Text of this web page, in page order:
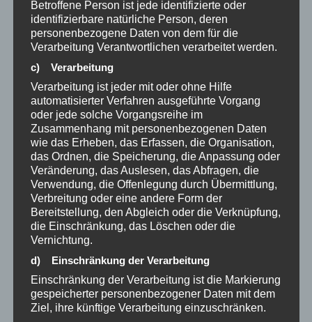
Betroffene Person ist jede identifizierte oder
identifizierbare natürliche Person, deren
personenbezogene Daten von dem für die
Verarbeitung Verantwortlichen verarbeitet werden.
c) Verarbeitung
Verarbeitung ist jeder mit oder ohne Hilfe
automatisierter Verfahren ausgeführte Vorgang
oder jede solche Vorgangsreihe im
Zusammenhang mit personenbezogenen Daten
wie das Erheben, das Erfassen, die Organisation,
das Ordnen, die Speicherung, die Anpassung oder
Veränderung, das Auslesen, das Abfragen, die
Verwendung, die Offenlegung durch Übermittlung,
Verbreitung oder eine andere Form der
Bereitstellung, den Abgleich oder die Verknüpfung,
die Einschränkung, das Löschen oder die
Vernichtung.
d) Einschränkung der Verarbeitung
Einschränkung der Verarbeitung ist die Markierung
gespeicherter personenbezogener Daten mit dem
Ziel, ihre künftige Verarbeitung einzuschränken.